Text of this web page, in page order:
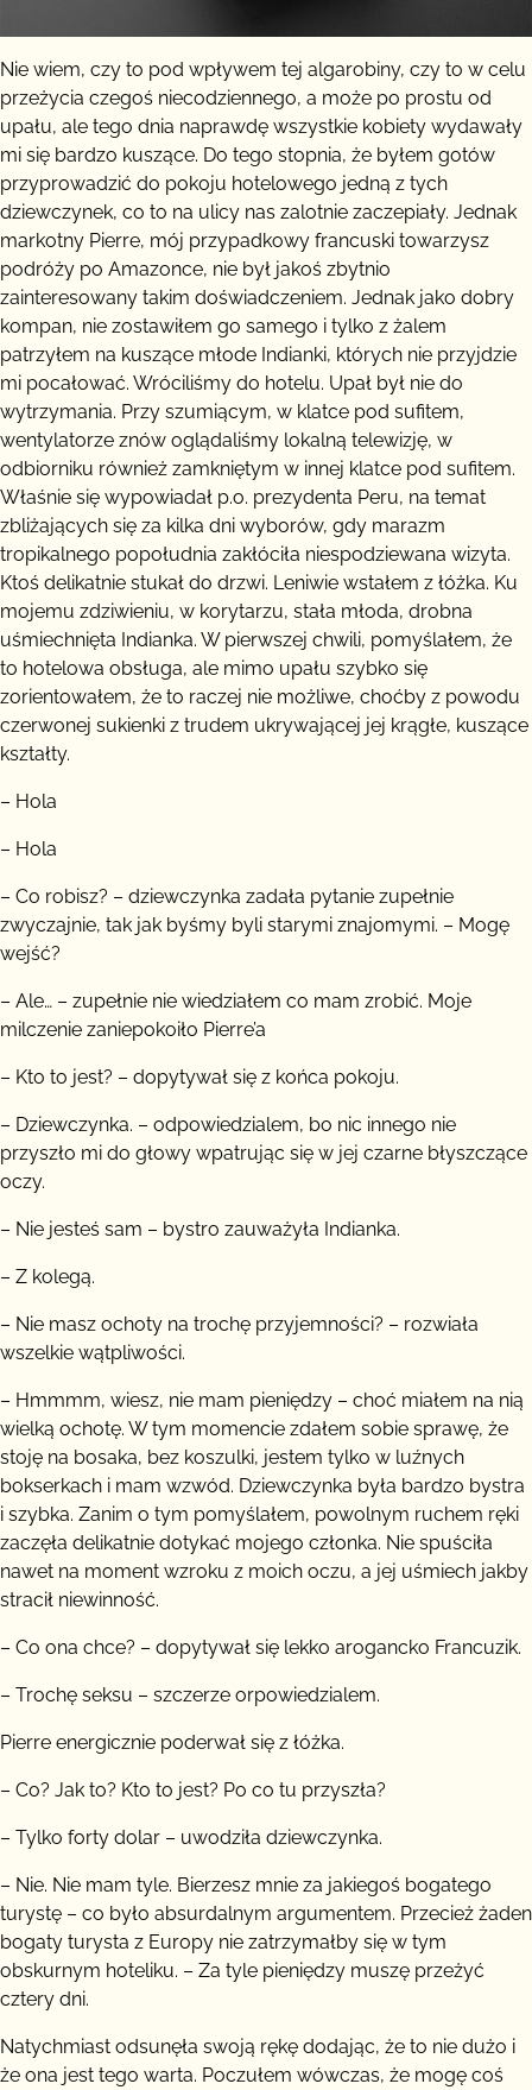
Nie wiem, czy to pod wpływem tej algarobiny, czy to w celu
przeżycia czegoś niecodziennego, a może po prostu od
upału, ale tego dnia naprawdę wszystkie kobiety wydawały
mi się bardzo kuszące. Do tego stopnia, że byłem gotów
przyprowadzić do pokoju hotelowego jedną z tych
dziewczynek, co to na ulicy nas zalotnie zaczepiały. Jednak
markotny Pierre, mój przypadkowy francuski towarzysz
podróży po Amazonce, nie był jakoś zbytnio
zainteresowany takim doświadczeniem. Jednak jako dobry
kompan, nie zostawiłem go samego i tylko z żalem
patrzyłem na kuszące młode Indianki, których nie przyjdzie
mi pocałować. Wróciliśmy do hotelu. Upał był nie do
wytrzymania. Przy szumiącym, w klatce pod sufitem,
wentylatorze znów oglądaliśmy lokalną telewizję, w
odbiorniku również zamkniętym w innej klatce pod sufitem.
Właśnie się wypowiadał p.o. prezydenta Peru, na temat
zbliżających się za kilka dni wyborów, gdy marazm
tropikalnego popołudnia zakłóciła niespodziewana wizyta.
Ktoś delikatnie stukał do drzwi. Leniwie wstałem z łóżka. Ku
mojemu zdziwieniu, w korytarzu, stała młoda, drobna
uśmiechnięta Indianka. W pierwszej chwili, pomyślałem, że
to hotelowa obsługa, ale mimo upału szybko się
zorientowałem, że to raczej nie możliwe, choćby z powodu
czerwonej sukienki z trudem ukrywającej jej krągłe, kuszące
kształty.
– Hola
– Hola
– Co robisz? – dziewczynka zadała pytanie zupełnie
zwyczajnie, tak jak byśmy byli starymi znajomymi. – Mogę
wejść?
– Ale… – zupełnie nie wiedziałem co mam zrobić. Moje
milczenie zaniepokoiło Pierre’a
– Kto to jest? – dopytywał się z końca pokoju.
– Dziewczynka. – odpowiedzialem, bo nic innego nie
przyszło mi do głowy wpatrując się w jej czarne błyszczące
oczy.
– Nie jesteś sam – bystro zauważyła Indianka.
– Z kolegą.
– Nie masz ochoty na trochę przyjemności? – rozwiała
wszelkie wątpliwości.
– Hmmmm, wiesz, nie mam pieniędzy – choć miałem na nią
wielką ochotę. W tym momencie zdałem sobie sprawę, że
stoję na bosaka, bez koszulki, jestem tylko w luźnych
bokserkach i mam wzwód. Dziewczynka była bardzo bystra
i szybka. Zanim o tym pomyślałem, powolnym ruchem ręki
zaczęła delikatnie dotykać mojego członka. Nie spuściła
nawet na moment wzroku z moich oczu, a jej uśmiech jakby
stracił niewinność.
– Co ona chce? – dopytywał się lekko arogancko Francuzik.
– Trochę seksu – szczerze orpowiedzialem.
Pierre energicznie poderwał się z łóżka.
– Co? Jak to? Kto to jest? Po co tu przyszła?
– Tylko forty dolar – uwodziła dziewczynka.
– Nie. Nie mam tyle. Bierzesz mnie za jakiegoś bogatego
turystę – co było absurdalnym argumentem. Przecież żaden
bogaty turysta z Europy nie zatrzymałby się w tym
obskurnym hoteliku. – Za tyle pieniędzy muszę przeżyć
cztery dni.
Natychmiast odsunęła swoją rękę dodając, że to nie dużo i
że ona jest tego warta. Poczułem wówczas, że mogę coś